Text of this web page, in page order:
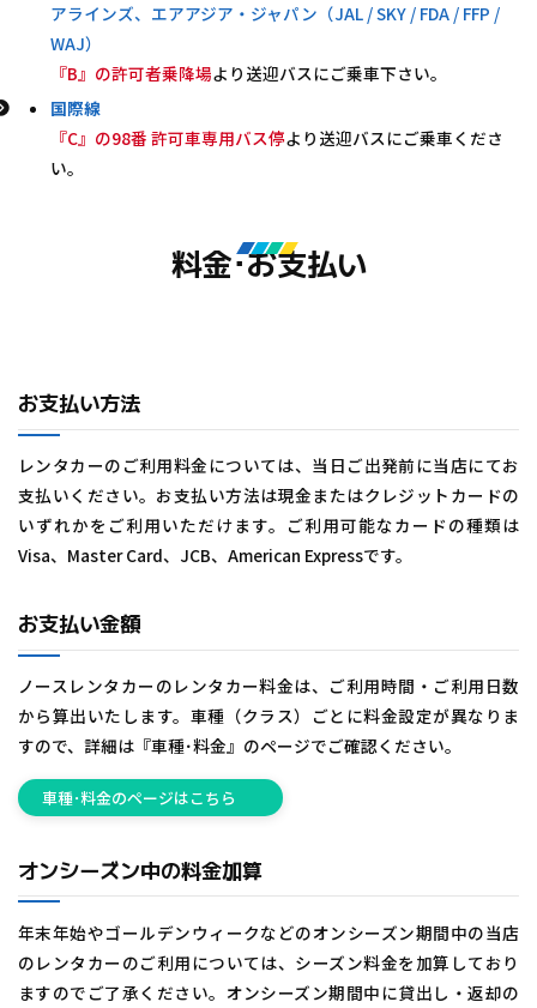
アラインズ、エアアジア・ジャパン（JAL / SKY / FDA / FFP /
WAJ）
『B』の許可者乗降場より送迎バスにご乗車下さい。
国際線
『C』の98番 許可車専用バス停より送迎バスにご乗車くださ
い。
料金･お支払い
お支払い方法
レンタカーのご利用料金については、当日ご出発前に当店にてお
支払いください。お支払い方法は現金またはクレジットカードの
いずれかをご利用いただけます。ご利用可能なカードの種類は
Visa、Master Card、JCB、American Expressです。
お支払い金額
ノースレンタカーのレンタカー料金は、ご利用時間・ご利用日数
から算出いたします。車種（クラス）ごとに料金設定が異なりま
すので、詳細は『車種･料金』のページでご確認ください。
車種･料金のページはこちら
オンシーズン中の料金加算
年末年始やゴールデンウィークなどのオンシーズン期間中の当店
のレンタカーのご利用については、シーズン料金を加算しており
ますのでご了承ください。オンシーズン期間中に貸出し・返却の